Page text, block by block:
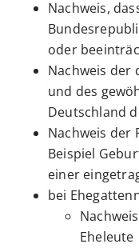
Nachweis,
oder
Nachweis der
und des
Deutschland
Nachweis der
Beispiel
einer
bei
Eheleute